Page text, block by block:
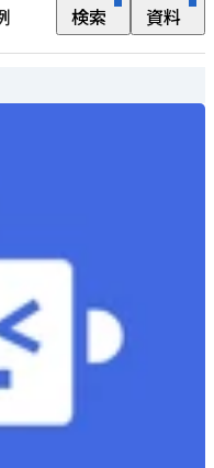
検索
資料